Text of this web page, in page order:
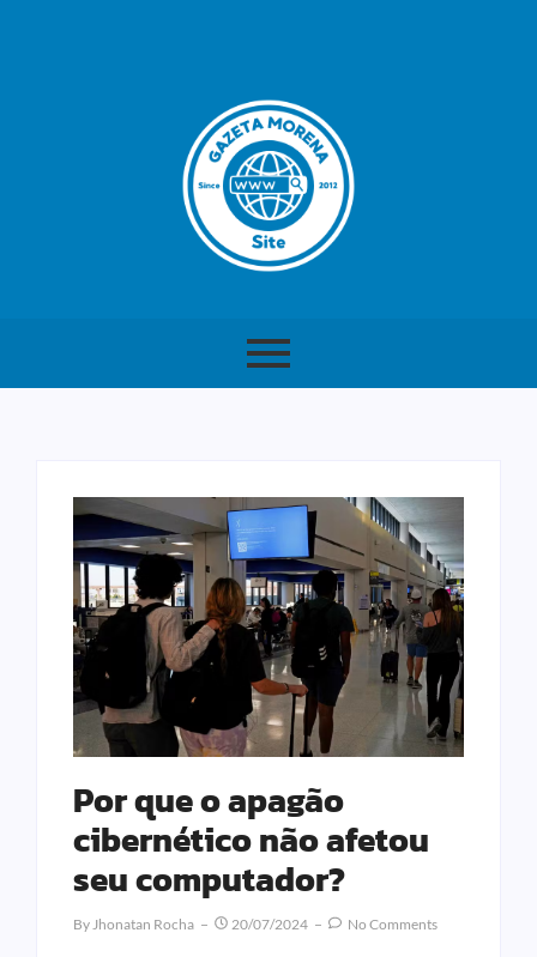
Por que o apagão
cibernético não afetou
seu computador?
ByJhonatan Rocha 20/07/2024 No Comments